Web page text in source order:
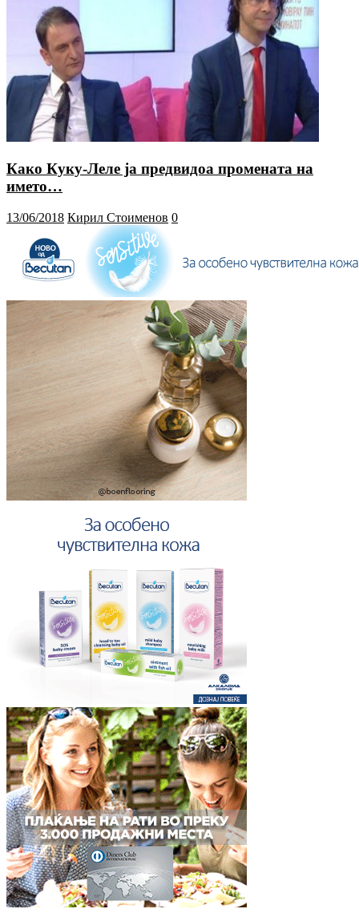
Како Куку-Леле ја предвидоа промената на
името…
13/06/2018 Кирил Стоименов 0